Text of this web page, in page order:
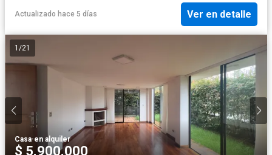
Actualizado hace 5 días Ver en detalle
1 /21
Casa·en alquiler
$ 5.900.000